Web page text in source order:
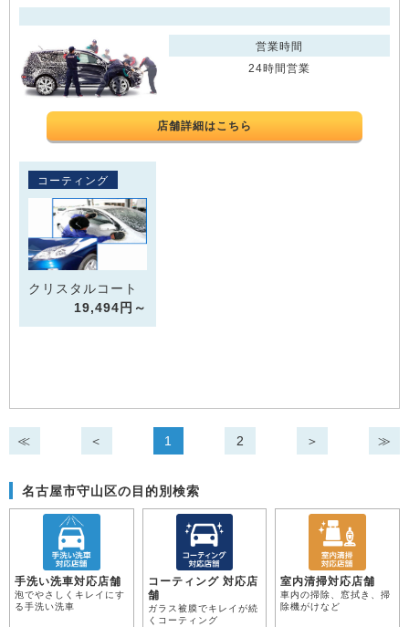
営業時間
24時間営業
店舗詳細はこちら
コーティング
クリスタルコート
19,494円～
≪ ＜ 1 2 ＞ ≫
名古屋市守山区の目的別検索
手洗い洗車対応店舗
泡でやさしくキレイにす
る手洗い洗車
コーティング 対応店
舗
ガラス被膜でキレイが続
くコーティング
室内清掃対応店舗
車内の掃除、窓拭き、掃
除機がけなど